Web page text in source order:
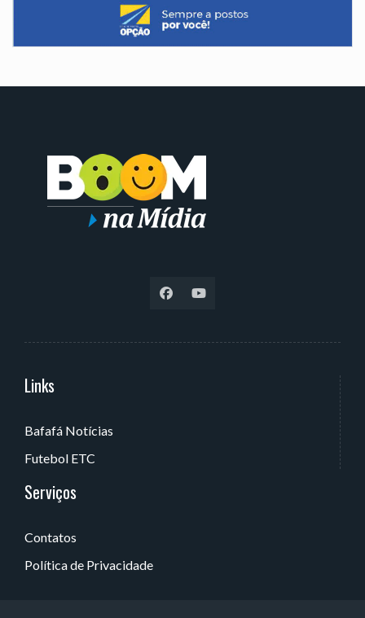
Links
Bafafá Notícias
Futebol ETC
Serviços
Contatos
Política de Privacidade
Serviços